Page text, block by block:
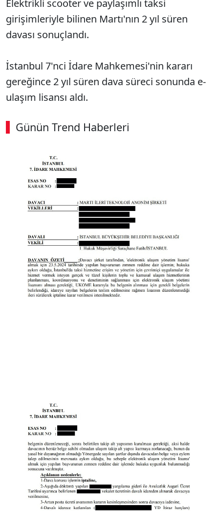
Elektrikli scooter ve paylaşımlı taksi
girişimleriyle bilinen Martı'nın 2 yıl süren
davası sonuçlandı.
İstanbul 7'nci İdare Mahkemesi'nin kararı
gereğince 2 yıl süren dava süreci sonunda e-
ulaşım lisansı aldı.
Günün Trend Haberleri
00:02 / 08:06